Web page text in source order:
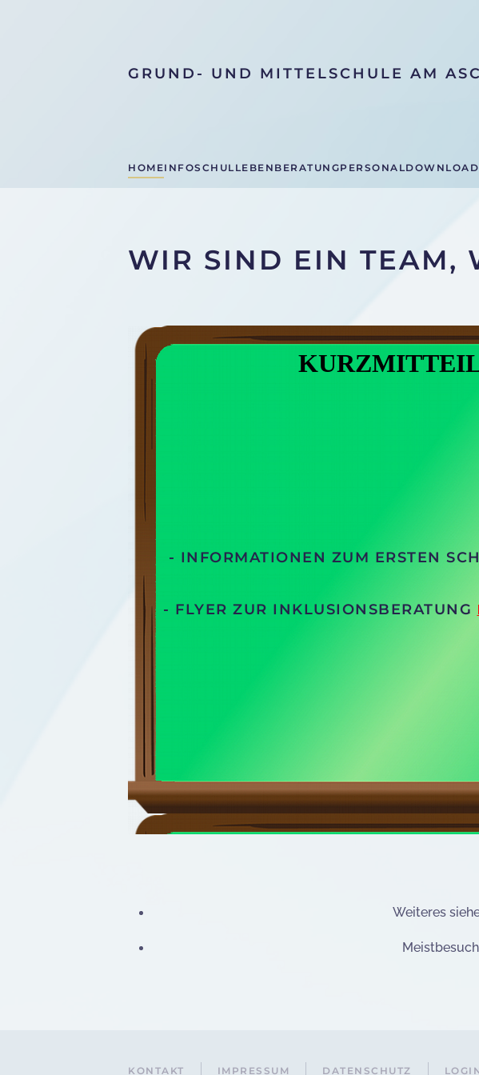
GRUND- UND MITTELSCHULE AM
HOMEINFOSCHULLEBEN BERATUNGPERSONAL
WIR SIND EIN TEAM,
- INFORMATIONEN ZUM ERSTEN
- FLYER ZUR INKLUSIONSBERATUNG
Weiteres
KONTAKT IMPRESSUM DATENSCHUTZ